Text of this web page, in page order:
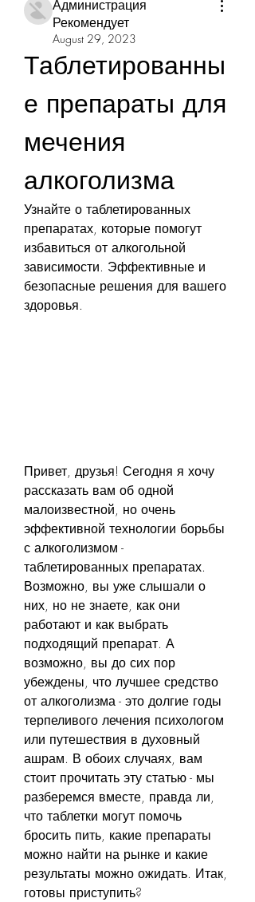
Администрация
Рекомендует
August 29, 2023
Таблетированны
е препараты для
мечения
алкоголизма
Узнайте о таблетированных
препаратах, которые помогут
избавиться от алкогольной
зависимости. Эффективные и
безопасные решения для вашего
здоровья.
Привет, друзья! Сегодня я хочу
рассказать вам об одной
малоизвестной, но очень
эффективной технологии борьбы
с алкоголизмом -
таблетированных препаратах.
Возможно, вы уже слышали о
них, но не знаете, как они
работают и как выбрать
подходящий препарат. А
возможно, вы до сих пор
убеждены, что лучшее средство
от алкоголизма - это долгие годы
терпеливого лечения психологом
или путешествия в духовный
ашрам. В обоих случаях, вам
стоит прочитать эту статью - мы
разберемся вместе, правда ли,
что таблетки могут помочь
бросить пить, какие препараты
можно найти на рынке и какие
результаты можно ожидать. Итак,
готовы приступить?